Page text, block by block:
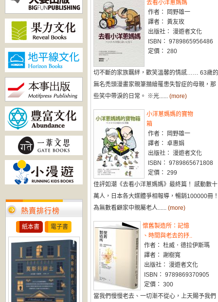
熱賣排行榜
紙本書 電子書
去看小洋蔥媽媽
作者： 岡野雄一
譯者： 黃友玫
出版社： 漫遊者文化
ISBN： 9789865956486
定價： 280
切不斷的家族羈絆，歡笑溫馨的情感…… 63歲的
無名禿頭漫畫家親筆描繪罹患失智症的母親，那
些笑中帶淚的日常。 ※光...... (more)
小洋蔥媽媽的寶物
箱
作者： 岡野雄一
譯者： 卓惠娟
出版社： 漫遊者文化
ISBN： 9789865671808
定價： 299
佳評如潮《去看小洋蔥媽媽》最終篇！ 感動數十
萬人，日本各大媒體爭相報導，暢銷100000冊
為無數看顧家中親屬老人...... (more)
懷舊製造所：記憶
、時間與老去的抒..
作者： 杜威．德拉伊斯瑪
譯者： 謝樹寬
出版社： 漫遊者文化
ISBN： 9789869370905
定價： 300
當我們慢慢老去、一切漸不從心，上天賜予我們